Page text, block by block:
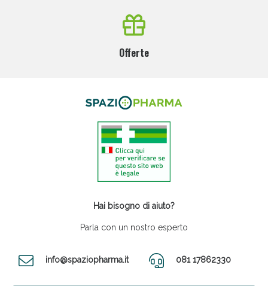
Offerte
Hai bisogno di aiuto?
Parla con un nostro esperto
info@spaziopharma.it 081 17862330